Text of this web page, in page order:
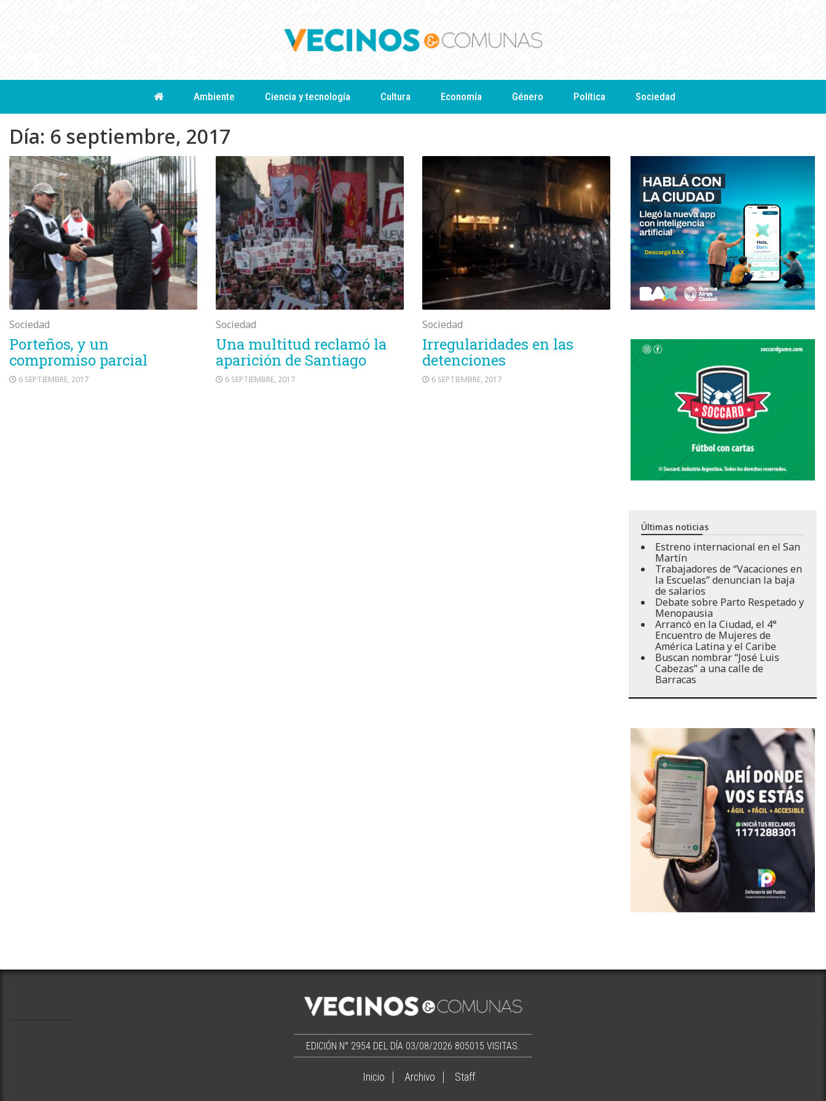
Ambiente Ciencia y tecnología Cultura Economía Género Política Sociedad
Día: 6 septiembre, 2017
Sociedad
Porteños, y un
compromiso parcial
6 SEPTIEMBRE, 2017
Sociedad
Una multitud reclamó la
aparición de Santiago
6 SEPTIEMBRE, 2017
Sociedad
Irregularidades en las
detenciones
6 SEPTIEMBRE, 2017
Últimas noticias
Estreno internacional en el San
Martín
Trabajadores de “Vacaciones en
la Escuelas” denuncian la baja
de salarios
Debate sobre Parto Respetado y
Menopausia
Arrancó en la Ciudad, el 4°
Encuentro de Mujeres de
América Latina y el Caribe
Buscan nombrar “José Luis
Cabezas” a una calle de
Barracas
EDICIÓN N° 2954 DEL DÍA 03/08/2026 805015 VISITAS.
Inicio Archivo Staff